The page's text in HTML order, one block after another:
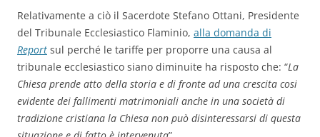
Relativamente a ciò il Sacerdote Stefano Ottani, Presidente
del Tribunale Ecclesiastico Flaminio, alla domanda di
Report sul perché le tariffe per proporre una causa al
tribunale ecclesiastico siano diminuite ha risposto che: “La
Chiesa prende atto della storia e di fronte ad una crescita cosi
evidente dei fallimenti matrimoniali anche in una società di
tradizione cristiana la Chiesa non può disinteressarsi di questa